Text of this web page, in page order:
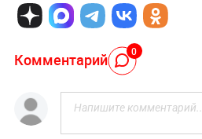
Комментарий 0